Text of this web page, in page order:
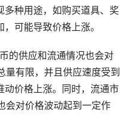
种用途，如购买道具、奖
可能导致价格上涨。
的供应和流通情况也会对
量有限，并且供应速度受到
动价格上涨。同时，流通市
会对价格波动起到一定作